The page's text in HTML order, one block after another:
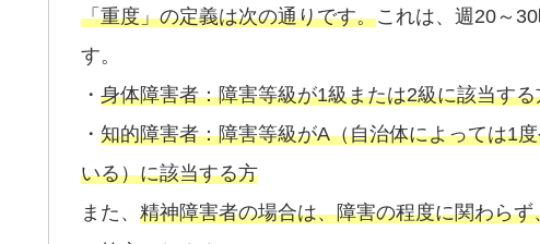
「重度」の定義は次の通りです。これは、週20～
す。
・ 身体障害者：障害等級が1級または2級に該当する
・ 知的障害者：障害等級がA（自治体によっては1
いる）に該当する方
また、 精神障害者の場合は、障害の程度に関わら